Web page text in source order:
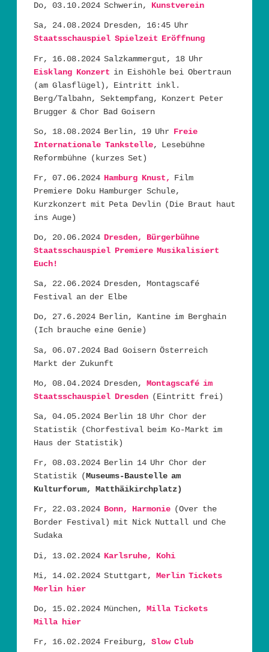
Do, 03.10.2024 Schwerin, Kunstverein
Sa, 24.08.2024 Dresden, 16:45 Uhr
Staatsschauspiel Spielzeit Eröffnung
Fr, 16.08.2024 Salzkammergut, 18 Uhr
Eisklang Konzert in Eishöhle bei Obertraun
(am Glasflügel), Eintritt inkl.
Berg/Talbahn, Sektempfang, Konzert Peter
Brugger & Chor Bad Goisern
So, 18.08.2024 Berlin, 19 Uhr Freie
Internationale Tankstelle, Lesebühne
Reformbühne (kurzes Set)
Fr, 07.06.2024 Hamburg Knust,
Film
Premiere Doku Hamburger Schule,
Kurzkonzert mit Peta Devlin (Die Braut haut
ins Auge)
Do, 20.06.2024 Dresden, Bürgerbühne
Staatsschauspiel Premiere Musikalisiert
Euch!
Sa, 22.06.2024 Dresden, Montagscafé
Festival an der Elbe
Do, 27.6.2024 Berlin, Kantine im Berghain
(Ich brauche eine Genie)
Sa, 06.07.2024 Bad Goisern Österreich
Markt der Zukunft
Mo, 08.04.2024 Dresden, Montagscafé im
Staatsschauspiel Dresden(Eintritt frei)
Sa, 04.05.2024 Berlin 18 Uhr Chor der
Statistik (Chorfestival beim Ko-Markt im
Haus der Statistik)
Fr, 08.03.2024 Berlin 14 Uhr Chor der
Statistik (Museums-Baustelle am
Kulturforum, Matthäikirchplatz)
Fr, 22.03.2024 Bonn, Harmonie(Over the
Border Festival) mit Nick Nuttall und Che
Sudaka
Di, 13.02.2024 Karlsruhe, Kohi
Mi, 14.02.2024 Stuttgart, Merlin Tickets
Merlin hier
Do, 15.02.2024 München, Milla Tickets
Milla hier
Fr, 16.02.2024 Freiburg, Slow Club